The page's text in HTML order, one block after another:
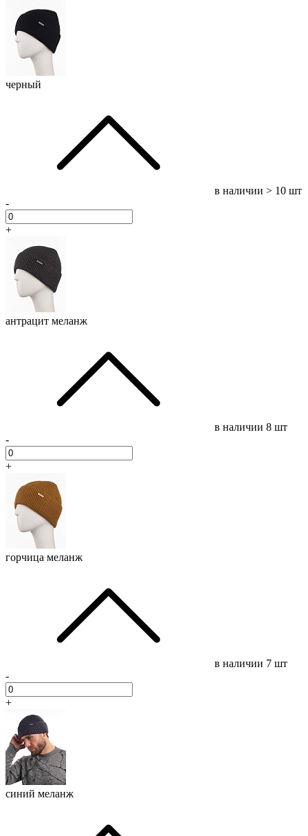
черный
в наличии > 10 шт
-
+
антрацит меланж
в наличии 8 шт
-
+
горчица меланж
в наличии 7 шт
-
+
синий меланж